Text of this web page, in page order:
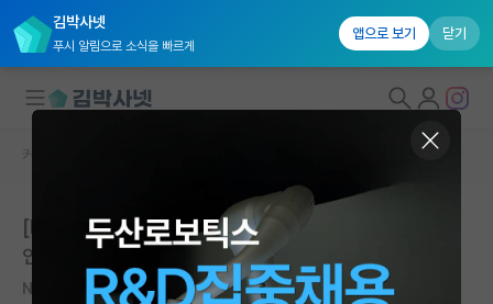
김박사넷
푸시 알림으로 소식을 빠르게
앱으로 보기 닫기
국내대학원 정보
연구실&오픈랩
커뮤니티 홈
[NVIDIA] SEMICON Korea - NVIDIA 키노트 - 오프라
인 이벤트 안내
NVIDIA